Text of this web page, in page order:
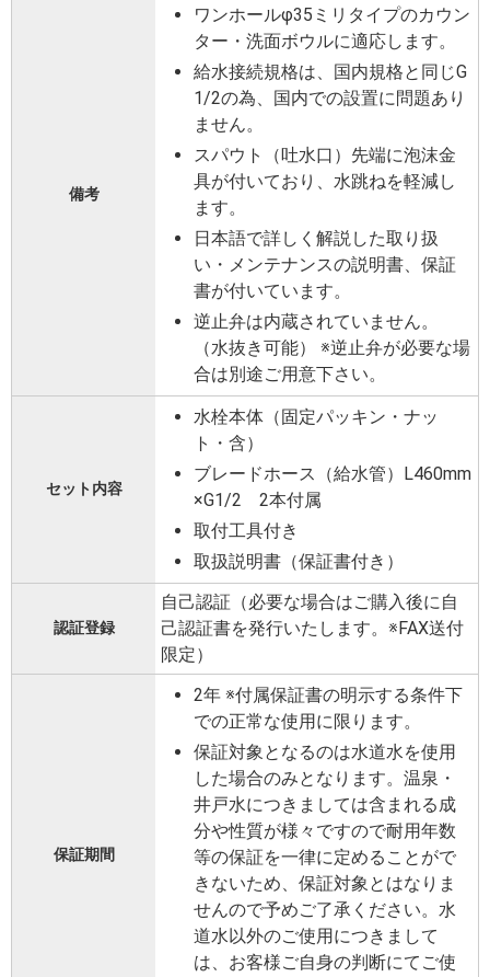
備考
ワンホールφ35ミリタイプのカウン
ター・洗面ボウルに適応します。
給水接続規格は、国内規格と同じG
1/2の為、国内での設置に問題あり
ません。
スパウト（吐水口）先端に泡沫金
具が付いており、水跳ねを軽減し
ます。
日本語で詳しく解説した取り扱
い・メンテナンスの説明書、保証
書が付いています。
逆止弁は内蔵されていません。
（水抜き可能） ※逆止弁が必要な場
合は別途ご用意下さい。
セット内容
水栓本体（固定パッキン・ナッ
ト・含）
ブレードホース（給水管）L460mm
×G1/2 2本付属
取付工具付き
取扱説明書（保証書付き）
認証登録
自己認証（必要な場合はご購入後に自
己認証書を発行いたします。※FAX送付
限定）
保証期間
2年 ※付属保証書の明示する条件下
での正常な使用に限ります。
保証対象となるのは水道水を使用
した場合のみとなります。温泉・
井戸水につきましては含まれる成
分や性質が様々ですので耐用年数
等の保証を一律に定めることがで
きないため、保証対象とはなりま
せんので予めご了承ください。水
道水以外のご使用につきまして
は、お客様ご自身の判断にてご使